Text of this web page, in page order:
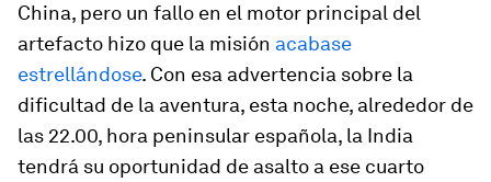
China, pero un fallo en el motor principal del
artefacto hizo que la misión acabase
estrellándose. Con esa advertencia sobre la
dificultad de la aventura, esta noche, alrededor de
las 22.00, hora peninsular española, la India
tendrá su oportunidad de asalto a ese cuarto